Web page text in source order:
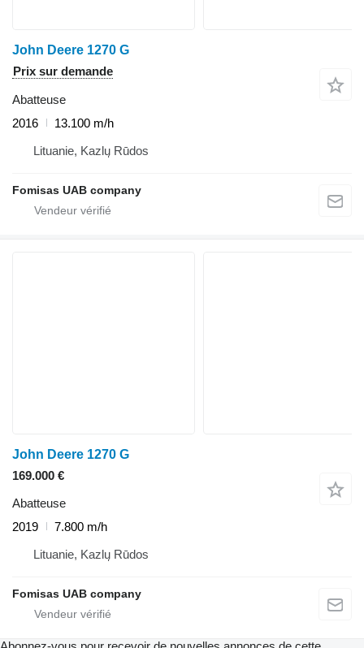
John Deere 1270 G
Prix sur demande
Abatteuse
2016
13.100 m/h
Lituanie, Kazlų Rūdos
Fomisas UAB company
John Deere 1270 G
169.000 €
Abatteuse
2019
7.800 m/h
Lituanie, Kazlų Rūdos
Fomisas UAB company